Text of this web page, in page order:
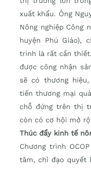
xuất khẩu. Ông
Nông nghiệp Công
huyện Phú Giáo),
trình là rất cần
được công nhận
sẽ có thương
tiến thương mại
chỗ đứng trên thị
còn có cơ hội mở
Thúc đẩy kinh tế
Chương trình
tâm, chỉ đạo quyết